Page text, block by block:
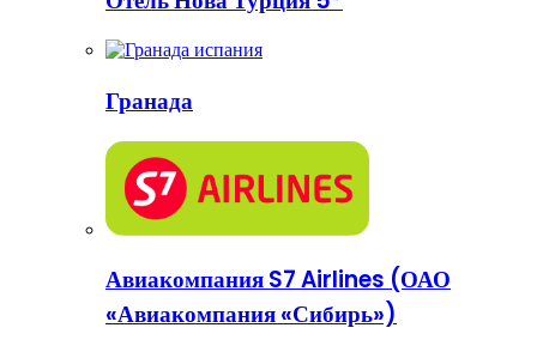
Гранада
Авиакомпания S7 Airlines (ОАО
«Авиакомпания «Сибирь»)